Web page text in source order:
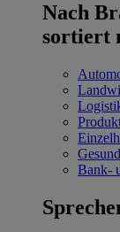
Nach
sortiert
Bank-